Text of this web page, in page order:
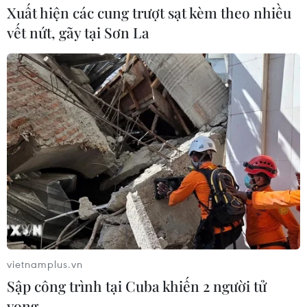
Hà Nội quyết liệt xử lý các "điểm
nghẽn" úng ngập, môi trường đô thị
07/08/2026 06:51
Kiểm soát rác thải từ nguồn - Giải
pháp bảo vệ kênh rạch TP Hồ Chí
Minh trong mùa mưa
07/08/2026 04:47
Miền Bắc giảm mưa từ đêm
nay, cuối tuần chuyển nắng nóng
07/08/2026 04:41
Xuất hiện các cung trượt sạt kèm theo nhiều
vết nứt, gãy tại Sơn La
vietnamplus.vn
Sập công trình tại Cuba khiến 2 người tử